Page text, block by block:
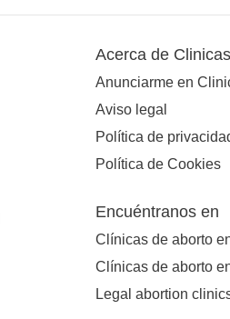
Acerca de
Anunciarme en
Aviso legal
Política de
Política de Cookies
Encuéntranos en
Clínicas de aborto
Clínicas de aborto
Legal abortion